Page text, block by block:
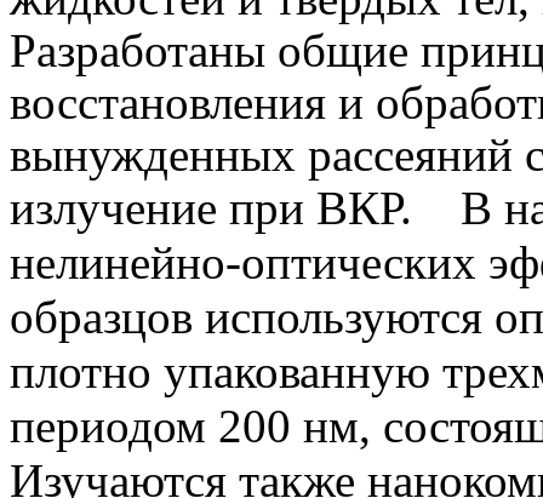
Разработаны общие
восстановления и
вынужденных рассеяний
излучение при ВКР.
В
нелинейно-оптических
образцов используются
плотно упакованную
периодом 200 нм,
Изучаются также